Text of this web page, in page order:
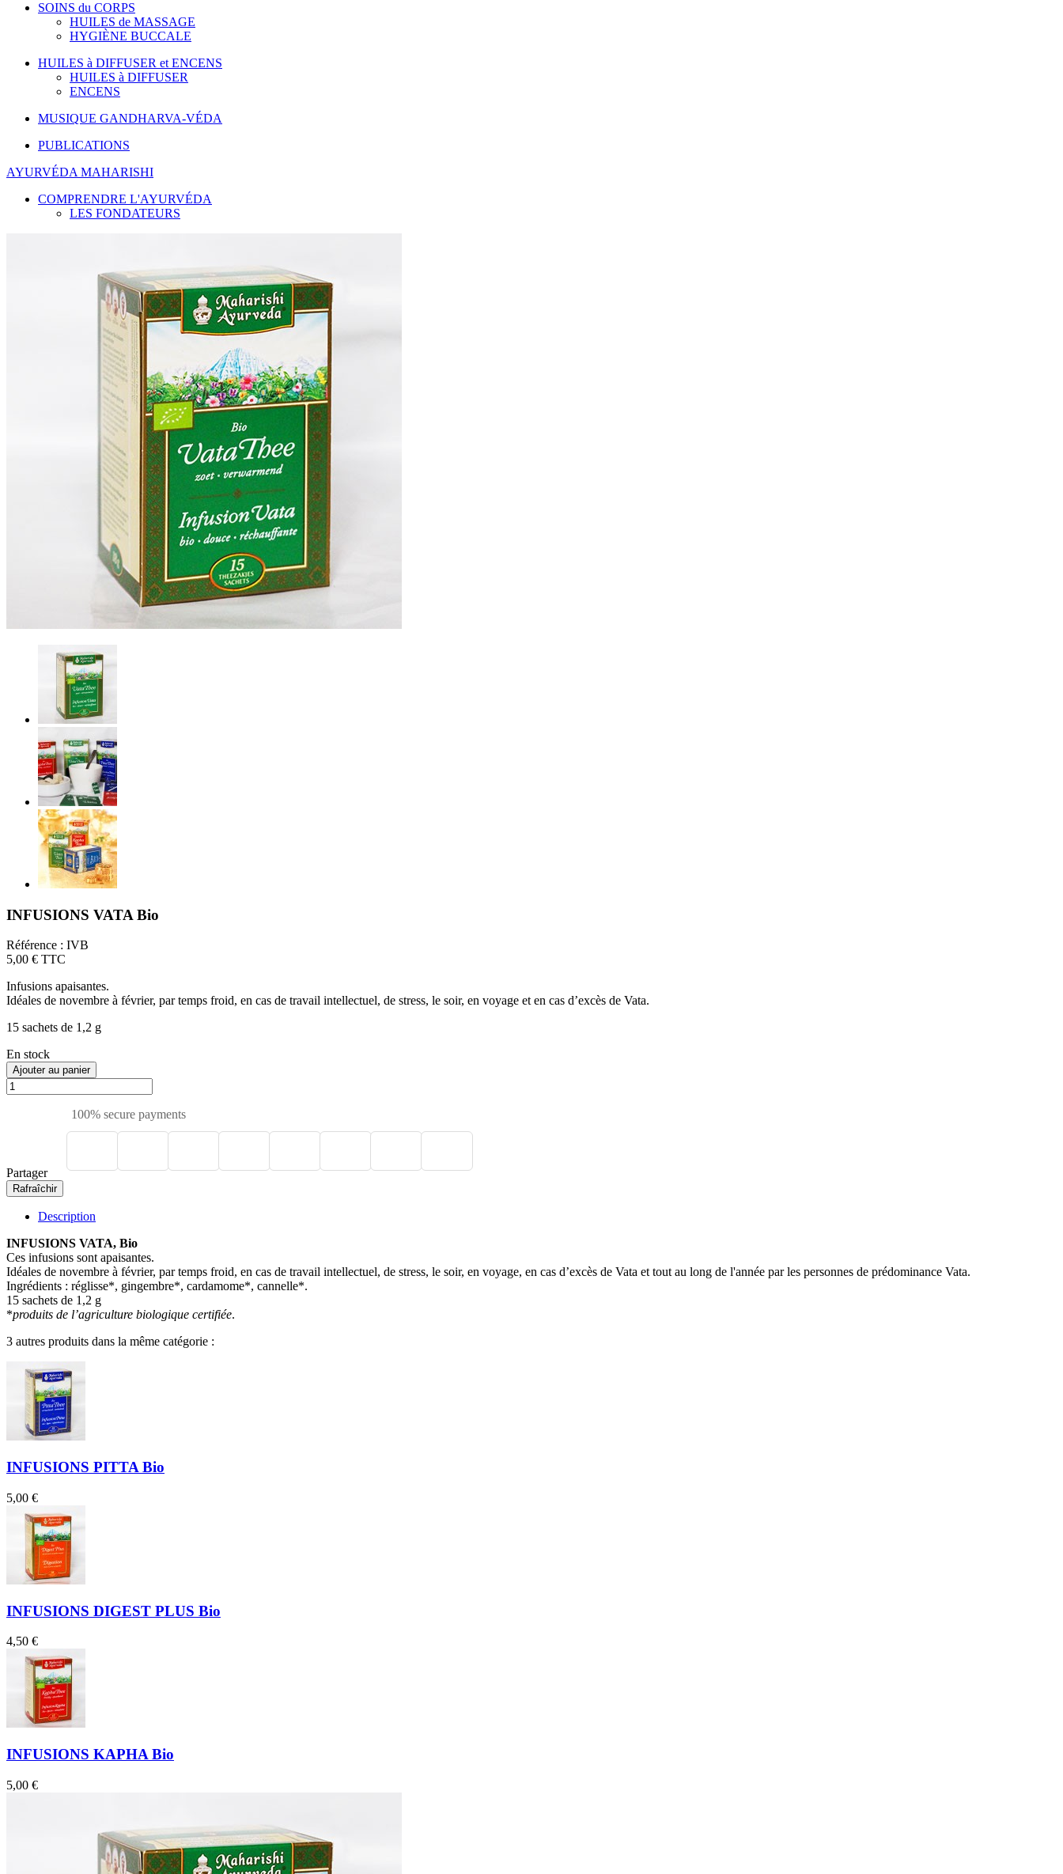
SOINS du CORPS
HUILES de MASSAGE
HYGIÈNE BUCCALE
HUILES à DIFFUSER et ENCENS
HUILES à DIFFUSER
ENCENS
MUSIQUE GANDHARVA-VÉDA
PUBLICATIONS
AYURVÉDA MAHARISHI
COMPRENDRE L'AYURVÉDA
LES FONDATEURS
INFUSIONS VATA Bio
Référence : IVB
5,00 € TTC
Infusions apaisantes.
Idéales de novembre à février, par temps froid, en cas de travail intellectuel, de stress, le soir, en voyage et en cas d’excès de Vata.
15 sachets de 1,2 g
En stock
Ajouter au panier
100% secure payments
Partager
Description
INFUSIONS VATA, Bio
Ces infusions sont apaisantes.
Idéales de novembre à février, par temps froid, en cas de travail intellectuel, de stress, le soir, en voyage, en cas d’excès de Vata et tout au long de l'année par les personnes de prédominance Vata.
Ingrédients : réglisse*, gingembre*, cardamome*, cannelle*.
15 sachets de 1,2 g
*produits de l’agriculture biologique certifiée.
3 autres produits dans la même catégorie :
INFUSIONS PITTA Bio
5,00 €
INFUSIONS DIGEST PLUS Bio
4,50 €
INFUSIONS KAPHA Bio
5,00 €